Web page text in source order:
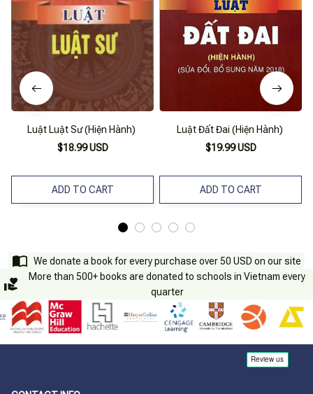
Luật Luật Sư (Hiện Hành)
$18.99 USD
ADD TO CART
Luật Đất Đai (Hiện Hành)
$19.99 USD
ADD TO CART
We donate a book for every purchase over 50 USD on our site
More than 500+ books are donated to schools in Vietnam every
quarter